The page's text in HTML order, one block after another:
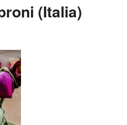
(Italia)